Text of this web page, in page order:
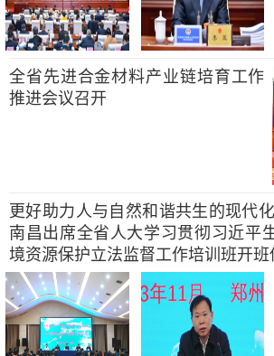
全省先进合金材料产业链培育工作
推进会议召开
更好助力人与自然和谐共生的现代
南昌出席全省人大学习贯彻习近平
境资源保护立法监督工作培训班开班